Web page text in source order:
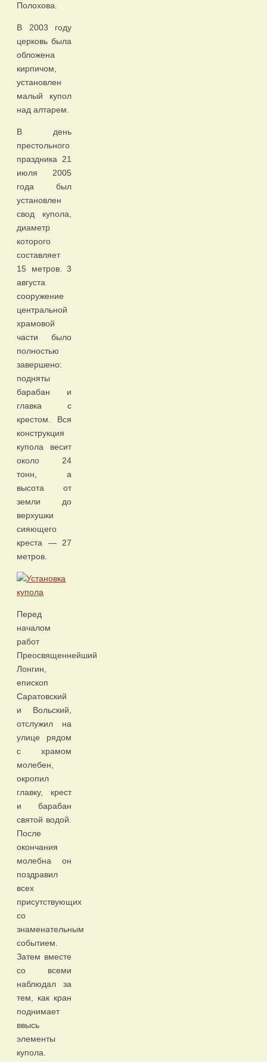
Полохова.
В 2003 году
церковь была
обложена
кирпичом,
установлен
малый купол
над алтарем.
В день
престольного
праздника 21
июля 2005
года был
установлен
свод купола,
диаметр
которого
составляет
15 метров. 3
августа
сооружение
центральной
храмовой
части было
полностью
завершено:
подняты
барабан и
главка с
крестом. Вся
конструкция
купола весит
около 24
тонн, а
высота от
земли до
верхушки
сияющего
крес­та — 27
метров.
Перед
началом
работ
Преосвященнейший
Лонгин,
епископ
Саратовский
и Вольский,
отслужил на
улице рядом
с храмом
молебен,
окропил
главку, крест
и барабан
святой водой.
После
окончания
молебна он
поздравил
всех
присутствующих
со
знаменательным
событием.
Затем вместе
со всеми
наблюдал за
тем, как кран
поднимает
ввысь
элементы
купола.